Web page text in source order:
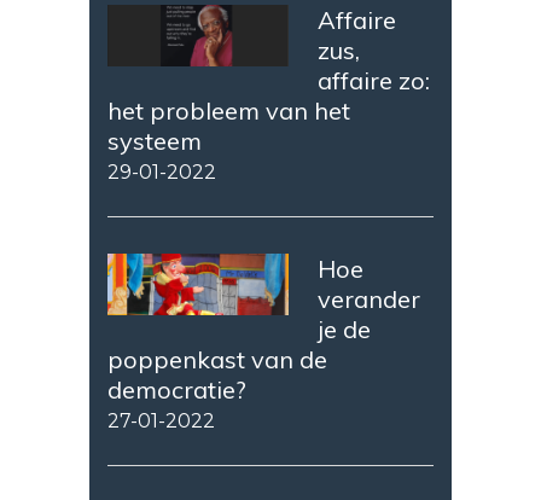
Affaire
zus,
affaire zo:
het probleem van het
systeem
29-01-2022
Hoe
verander
je de
poppenkast van de
democratie?
27-01-2022